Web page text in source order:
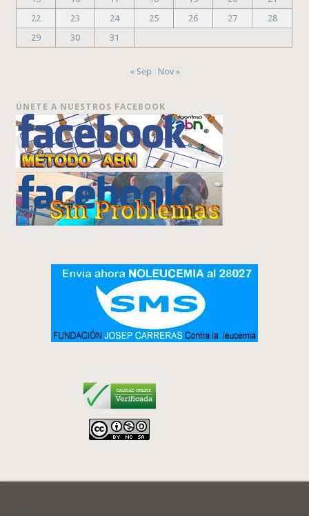
22
23 24 25 26 27
28
29
30 31
« Sep Nov »
ÚNETE A NUESTROS FACEBOOK